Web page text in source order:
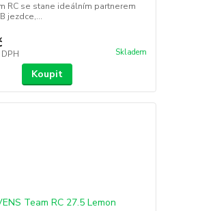
RC se stane ideálním partnerem
jezdce,...
Skladem
Koupit